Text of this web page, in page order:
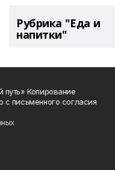
Рубрика "Еда и
напитки"
Копирование
письменного согласия